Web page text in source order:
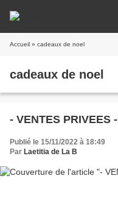
Accueil » cadeaux de noel
cadeaux de noel
- VENTES PRIVEES -
Publié le 15/11/2022 à 18:49
Par Laetitia de La B